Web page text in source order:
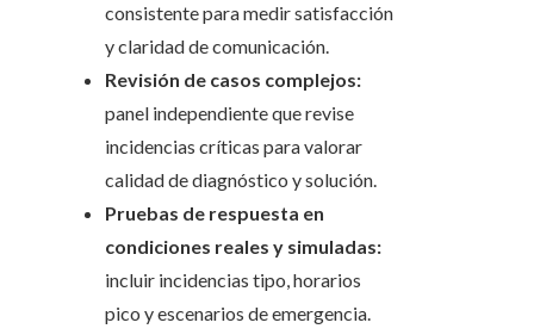
consistente para medir satisfacción
y claridad de comunicación.
Revisión de casos complejos:
panel independiente que revise
incidencias críticas para valorar
calidad de diagnóstico y solución.
Pruebas de respuesta en
condiciones reales y simuladas:
incluir incidencias tipo, horarios
pico y escenarios de emergencia.